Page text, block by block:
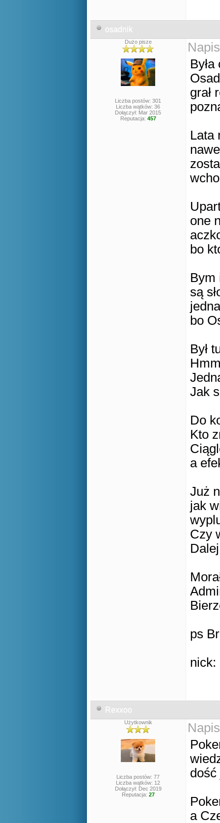
osadnik
Dużo pisze
Liczba postów: 301
Liczba wątków: 36
Dołączył: Mar 2015
Reputacja: 457
grał
Lata
one
bo
Bym
są
bo
Był
Jak
Do
Kto
a
Już
jak
Czy
ps
nick:
Rexxoo
Użytkownik
Liczba postów: 77
Liczba wątków: 12
Dołączył: Dec 2019
Reputacja: 27
dość
a